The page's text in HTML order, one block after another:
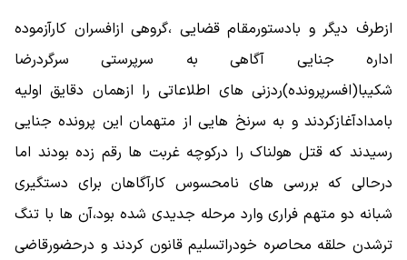
ازطرف دیگر و بادستورمقام قضایی ،گروهی ازافسران کارآزموده
اداره جنایی آگاهی به سرپرستی سرگردرضا
شکیبا(افسرپرونده)ردزنی های اطلاعاتی را ازهمان دقایق اولیه
بامدادآغازکردند و به سرنخ هایی از متهمان این پرونده جنایی
رسیدند که قتل هولناک را درکوچه غربت ها رقم زده بودند اما
درحالی که بررسی های نامحسوس کارآگاهان برای دستگیری
شبانه دو متهم فراری وارد مرحله جدیدی شده بود،آن ها با تنگ
ترشدن حلقه محاصره خودراتسلیم قانون کردند و درحضورقاضی